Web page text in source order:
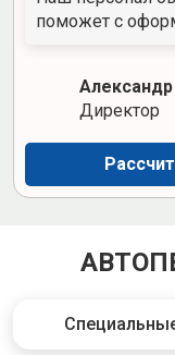
поможет с
Александр
Директор